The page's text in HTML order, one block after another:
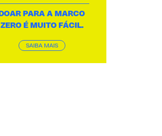
DOAR PARA A MARCO
ZERO É MUITO FÁCIL.
SAIBA MAIS